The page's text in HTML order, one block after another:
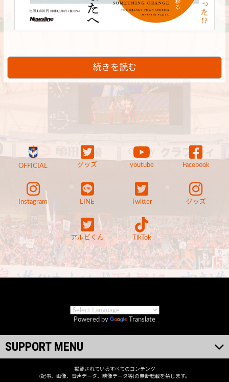
続きを読む
OFFICIAL グッズ youtube Facebook
Instagram LINE Twitter グッズ
アルビくん TikTok
Powered by Translate
SUPPORT MENU
掲載されているすべてのコンテンツ
(記事、画像、音声データ、映像データ等)の無断転載を禁じます。